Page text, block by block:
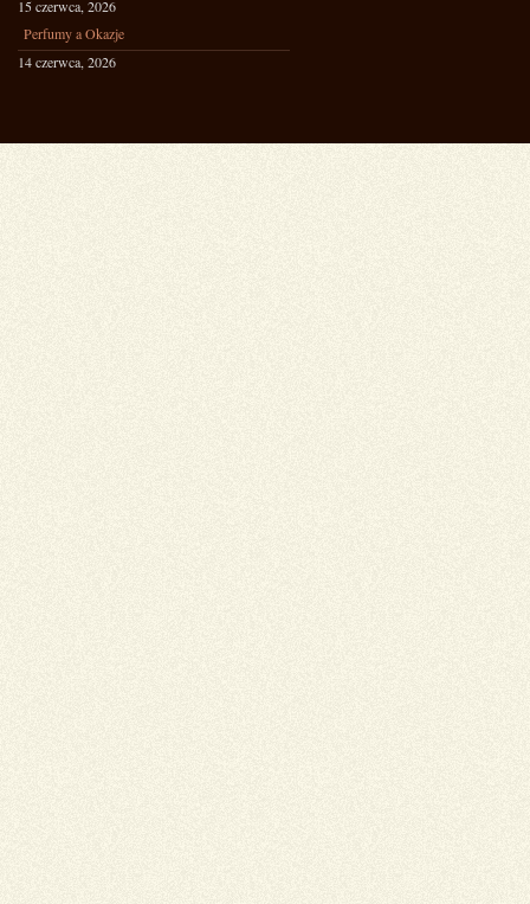
15 czerwca, 2026
Perfumy a Okazje
14 czerwca, 2026